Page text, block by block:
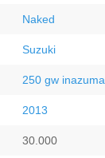
Naked
Suzuki
250 gw inazuma
2013
30.000